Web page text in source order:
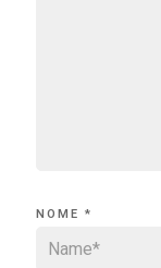
NOME *